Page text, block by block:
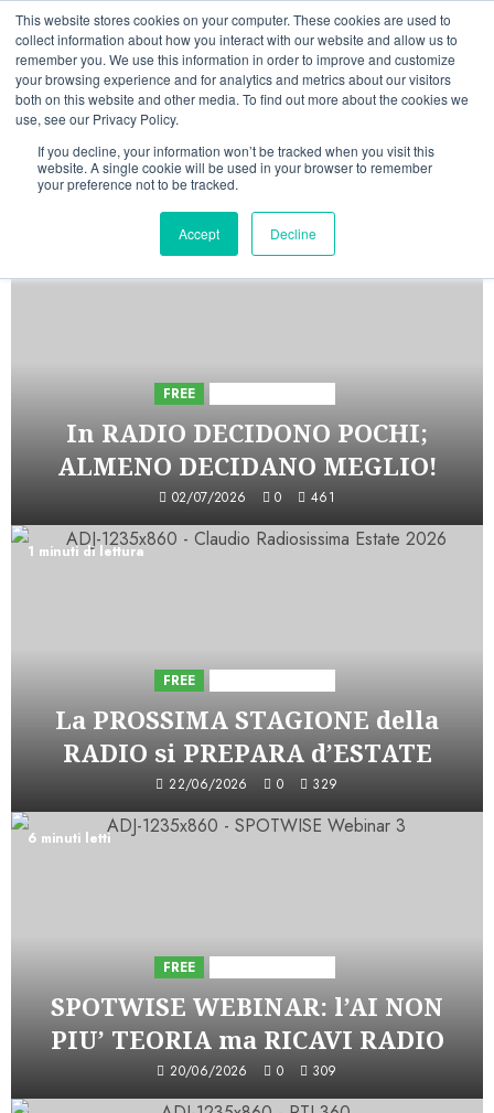
This website stores cookies on your computer. These cookies are used to
collect information about how you interact with our website and allow us to
remember you. We use this information in order to improve and customize
your browsing experience and for analytics and metrics about our visitors
both on this website and other media. To find out more about the cookies we
use, see our Privacy Policy.
If you decline, your information won’t be tracked when you visit this
website. A single cookie will be used in your browser to remember
your preference not to be tracked.
Accept Decline
Vai
contenuto
07/08/2026
LinkedinFacebook
X TelegramWhatsappMastodon
INIZIATIVE ASTORRI
FREE
In RADIO DECIDONO POCHI;
ALMENO DECIDANO MEGLIO!
02/07/2026 0 461
1 minuti di lettura
FREE
La PROSSIMA STAGIONE della
RADIO si PREPARA d’ESTATE
22/06/2026 0 329
6 minuti letti
FREE
SPOTWISE WEBINAR: l’AI NON
PIU’ TEORIA ma RICAVI RADIO
20/06/2026 0 309